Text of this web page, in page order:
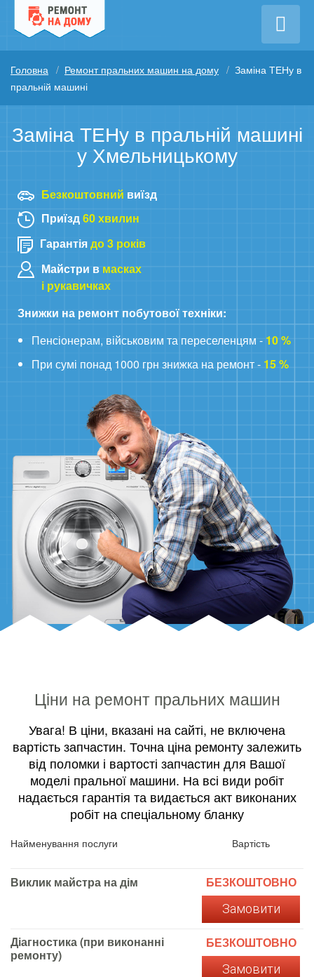
Головна Ремонт пральних машин на дому
Заміна ТЕНу в
пральній машині
Заміна ТЕНу в пральній машині
у Хмельницькому
Безкоштовний виїзд
Приїзд60 хвилин
Гарантіядо 3 років
Майстри в масках
і рукавичках
Знижки на ремонт побутової техніки:
Пенсіонерам, військовим та переселенцям - 10 %
При сумі понад 1000 грн знижка на ремонт - 15 %
Ціни на ремонт пральних машин
Увага! В ціни, вказані на сайті, не включена
вартість запчастин. Точна ціна ремонту залежить
від поломки і вартості запчастин для Вашої
моделі пральної машини. На всі види робіт
надається гарантія та видається акт виконаних
робіт на спеціальному бланку
Найменування послуги Вартість
Виклик майстра на дім БЕЗКОШТОВНО
Замовити
Діагностика (при виконанні
ремонту)
БЕЗКОШТОВНО
Замовити